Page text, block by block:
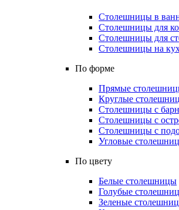
Столешницы в
Столешницы для
Столешницы для
Столешницы на
По форме
Прямые
Круглые
Столешницы с
Столешницы с
Столешницы с
Угловые
По цвету
Белые столешницы
Голубые
Зеленые